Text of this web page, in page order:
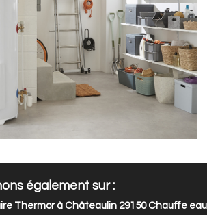
également sur :
Thermor à Châteaulin 29150Chauffe eau